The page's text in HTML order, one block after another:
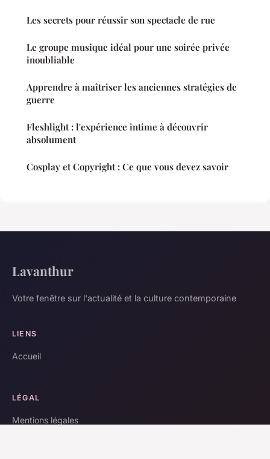
Les secrets pour réussir son spectacle de rue
Le groupe musique idéal pour une soirée privée
inoubliable
Apprendre à maîtriser les anciennes stratégies de
guerre
Fleshlight : l'expérience intime à découvrir
absolument
Cosplay et Copyright : Ce que vous devez savoir
Lavanthur
Votre fenêtre sur l'actualité et la culture contemporaine
LIENS
Accueil
LÉGAL
Mentions légales